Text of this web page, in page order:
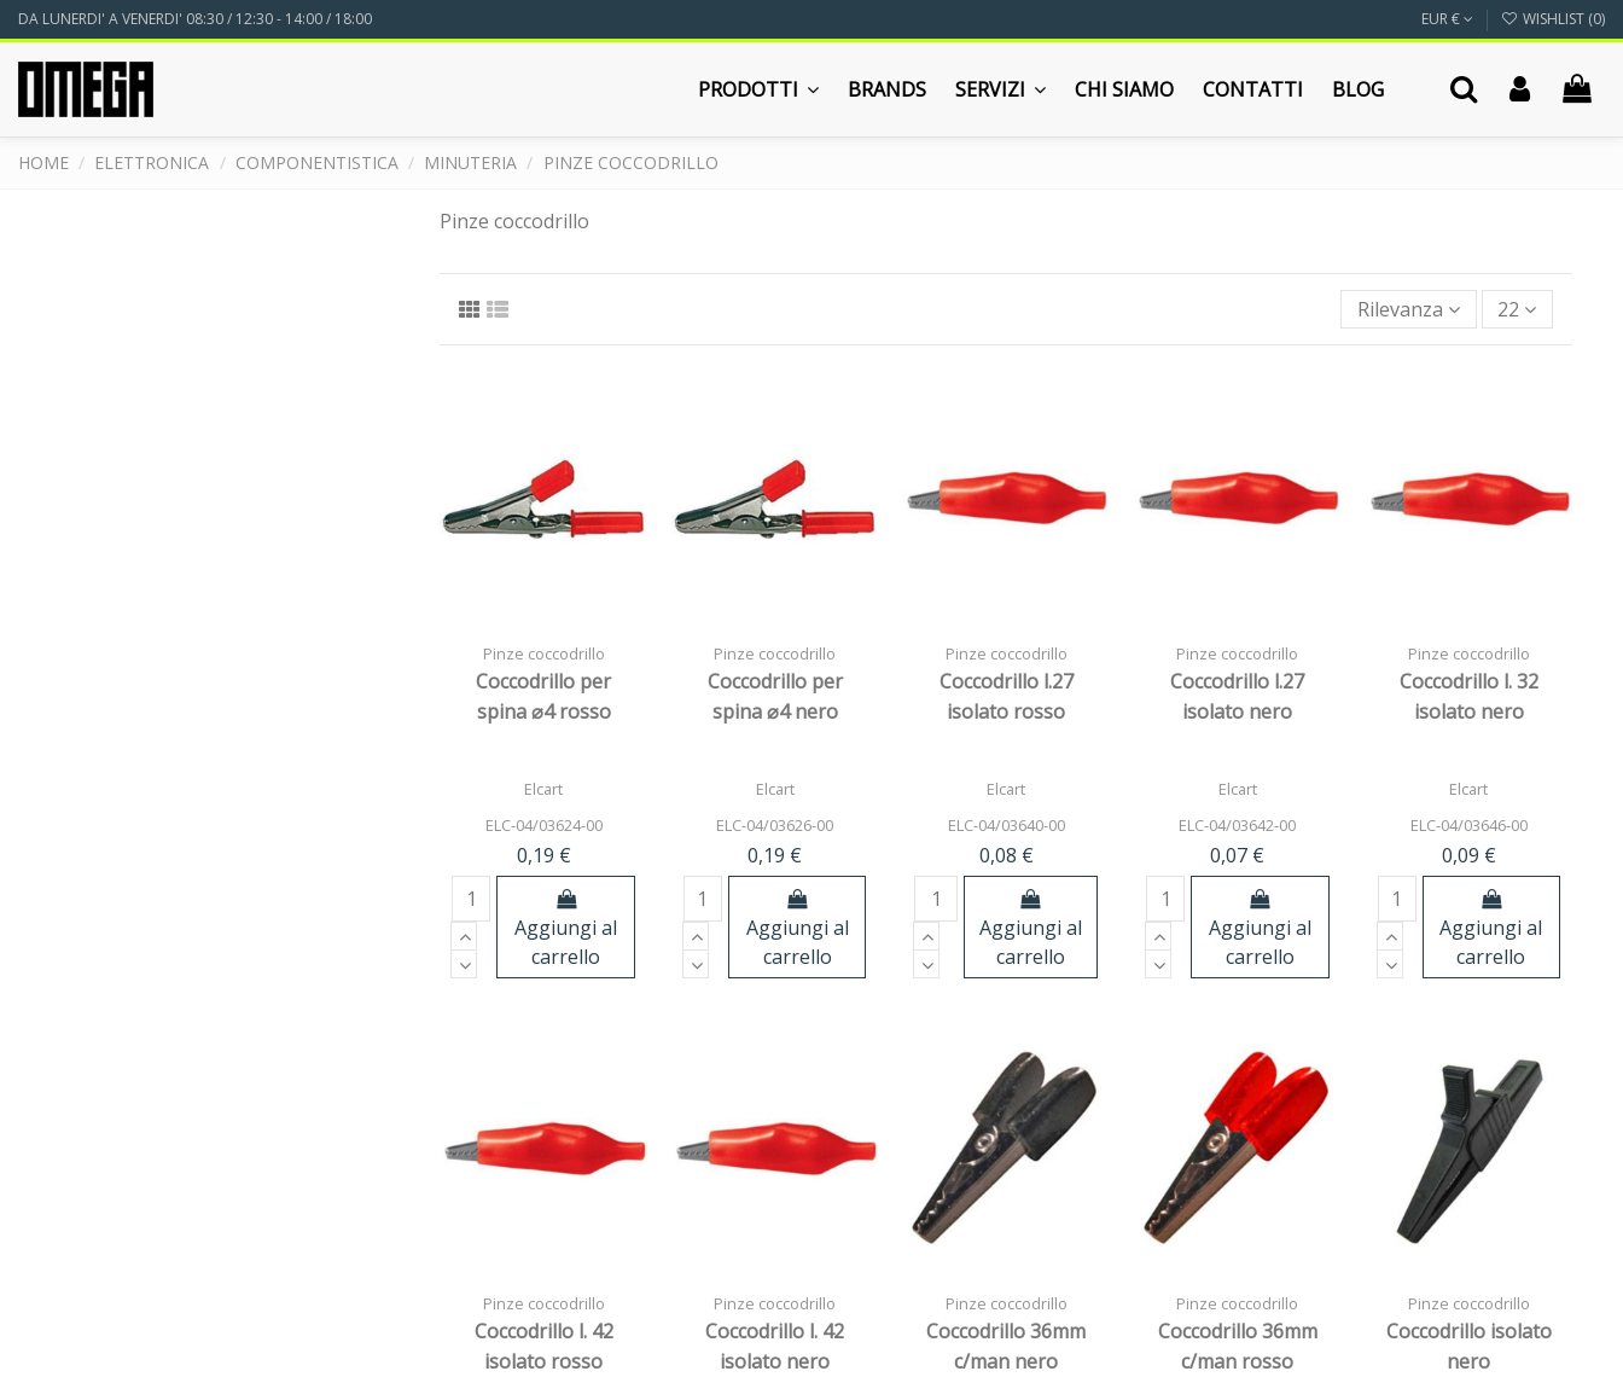
DA LUNERDI' A VENERDI' 08:30 / 12:30 - 14:00 / 18:00 EUR € WISHLIST (0)
PRODOTTI BRANDS SERVIZI CHI SIAMO CONTATTI BLOG
HOME ELETTRONICA COMPONENTISTICA MINUTERIA PINZE COCCODRILLO
Pinze coccodrillo
Rilevanza 22
Pinze coccodrillo
Coccodrillo per
spina ⌀4 rosso
Elcart
ELC-04/03624-00
0,19 €
Aggiungi al
carrello
Pinze coccodrillo
Coccodrillo per
spina ⌀4 nero
Elcart
ELC-04/03626-00
0,19 €
Aggiungi al
carrello
Pinze coccodrillo
Coccodrillo l.27
isolato rosso
Elcart
ELC-04/03640-00
0,08 €
Aggiungi al
carrello
Pinze coccodrillo
Coccodrillo l.27
isolato nero
Elcart
ELC-04/03642-00
0,07 €
Aggiungi al
carrello
Pinze coccodrillo
Coccodrillo l. 32
isolato nero
Elcart
ELC-04/03646-00
0,09 €
Aggiungi al
carrello
Pinze coccodrillo
Coccodrillo l. 42
isolato rosso
Pinze coccodrillo
Coccodrillo l. 42
isolato nero
Pinze coccodrillo
Coccodrillo 36mm
c/man nero
Pinze coccodrillo
Coccodrillo 36mm
c/man rosso
Pinze coccodrillo
Coccodrillo isolato
nero